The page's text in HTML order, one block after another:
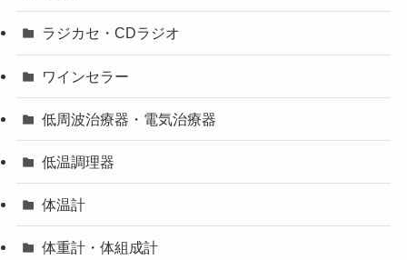
ラジカセ・CDラジオ
ワインセラー
低周波治療器・電気治療器
低温調理器
体温計
体重計・体組成計